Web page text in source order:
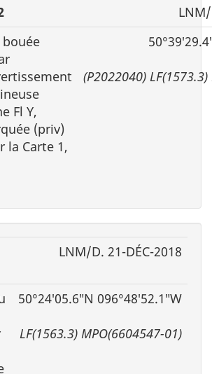
Fl Y,
(priv)
la Carte 1,
(P2022040)
LNM/D. 21-DÉC-2018
50°24′05.6″N 096°48′52.1″W
LF(1563.3) MPO(6604547-01)